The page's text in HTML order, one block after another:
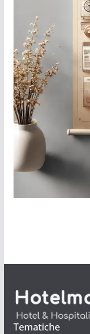
Tematiche